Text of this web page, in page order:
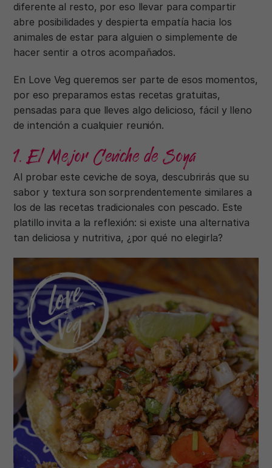
diferente al resto, por eso llevar para compartir
abre posibilidades y despierta empatía hacia los
animales de estar para alguien o simplemente de
hacer sentir a otros acompañados.
En Love Veg queremos ser parte de esos momentos,
por eso preparamos estas recetas gratuitas,
pensadas para que lleves algo delicioso, fácil y lleno
de intención a cualquier reunión.
1. El Mejor Ceviche de Soya
Al probar este ceviche de soya, descubrirás que su
sabor y textura son sorprendentemente similares a
los de las recetas tradicionales con pescado. Este
platillo invita a la reflexión: si existe una alternativa
tan deliciosa y nutritiva, ¿por qué no elegirla?